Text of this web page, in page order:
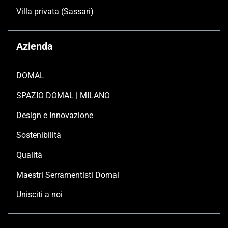
Villa privata (Sassari)
Azienda
DOMAL
SPAZIO DOMAL | MILANO
Design e Innovazione
Sostenibilità
Qualità
Maestri Serramentisti Domal
Unisciti a noi